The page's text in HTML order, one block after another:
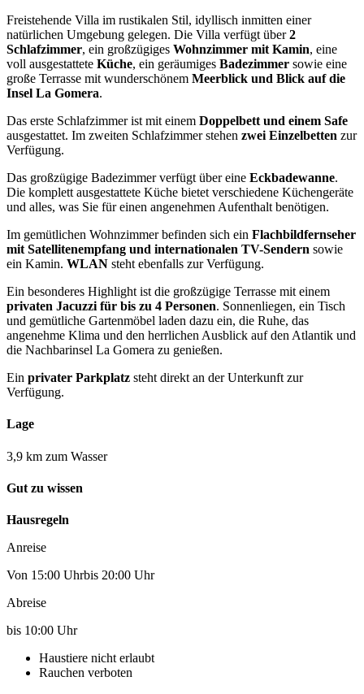
Freistehende Villa im rustikalen Stil, idyllisch inmitten einer
natürlichen Umgebung gelegen. Die Villa verfügt über2
Schlafzimmer, ein großzügiges Wohnzimmer mit Kamin, eine
voll ausgestattete Küche, ein geräumiges Badezimmer sowie eine
große Terrasse mit wunderschönem Meerblick und Blick auf die
Insel La Gomera.
Das erste Schlafzimmer ist mit einem Doppelbett und einem Safe
ausgestattet. Im zweiten Schlafzimmer stehen zwei Einzelbetten zur
Verfügung.
Das großzügige Badezimmer verfügt über eine Eckbadewanne.
Die komplett ausgestattete Küche bietet verschiedene Küchengeräte
und alles, was Sie für einen angenehmen Aufenthalt benötigen.
Im gemütlichen Wohnzimmer befinden sich ein Flachbildfernseher
mit Satellitenempfang und internationalen TV-Sendern sowie
ein Kamin. WLAN steht ebenfalls zur Verfügung.
Ein besonderes Highlight ist die großzügige Terrasse mit einem
privaten Jacuzzi für bis zu 4 Personen. Sonnenliegen, ein Tisch
und gemütliche Gartenmöbel laden dazu ein, die Ruhe, das
angenehme Klima und den herrlichen Ausblick auf den Atlantik und
die Nachbarinsel La Gomera zu genießen.
Ein privater Parkplatz steht direkt an der Unterkunft zur
Verfügung.
Lage
3,9 km zum Wasser
Gut zu wissen
Hausregeln
Anreise
Von 15:00 Uhrbis 20:00 Uhr
Abreise
bis 10:00 Uhr
Haustiere nicht erlaubt
Rauchen verboten